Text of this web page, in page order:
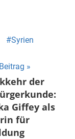
Syrien
der
Giffey als
für